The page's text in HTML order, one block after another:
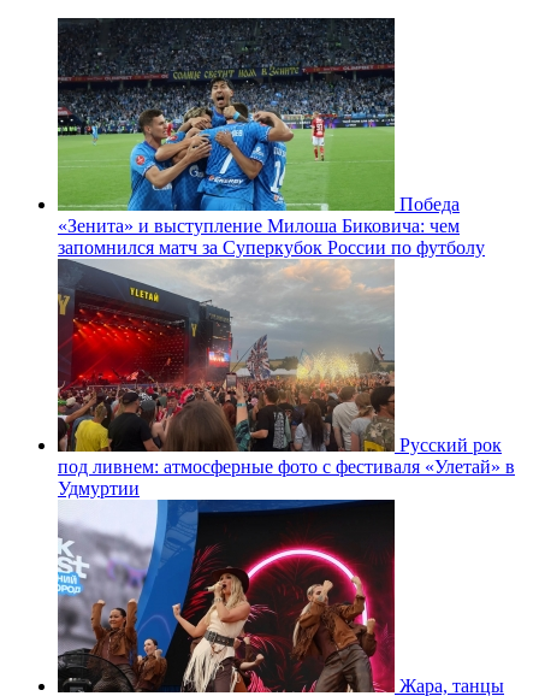
Победа
«Зенита» и выступление Милоша Биковича: чем
запомнился матч за Суперкубок России по футболу
Русский рок
под ливнем: атмосферные фото с фестиваля «Улетай» в
Удмуртии
Жара, танцы